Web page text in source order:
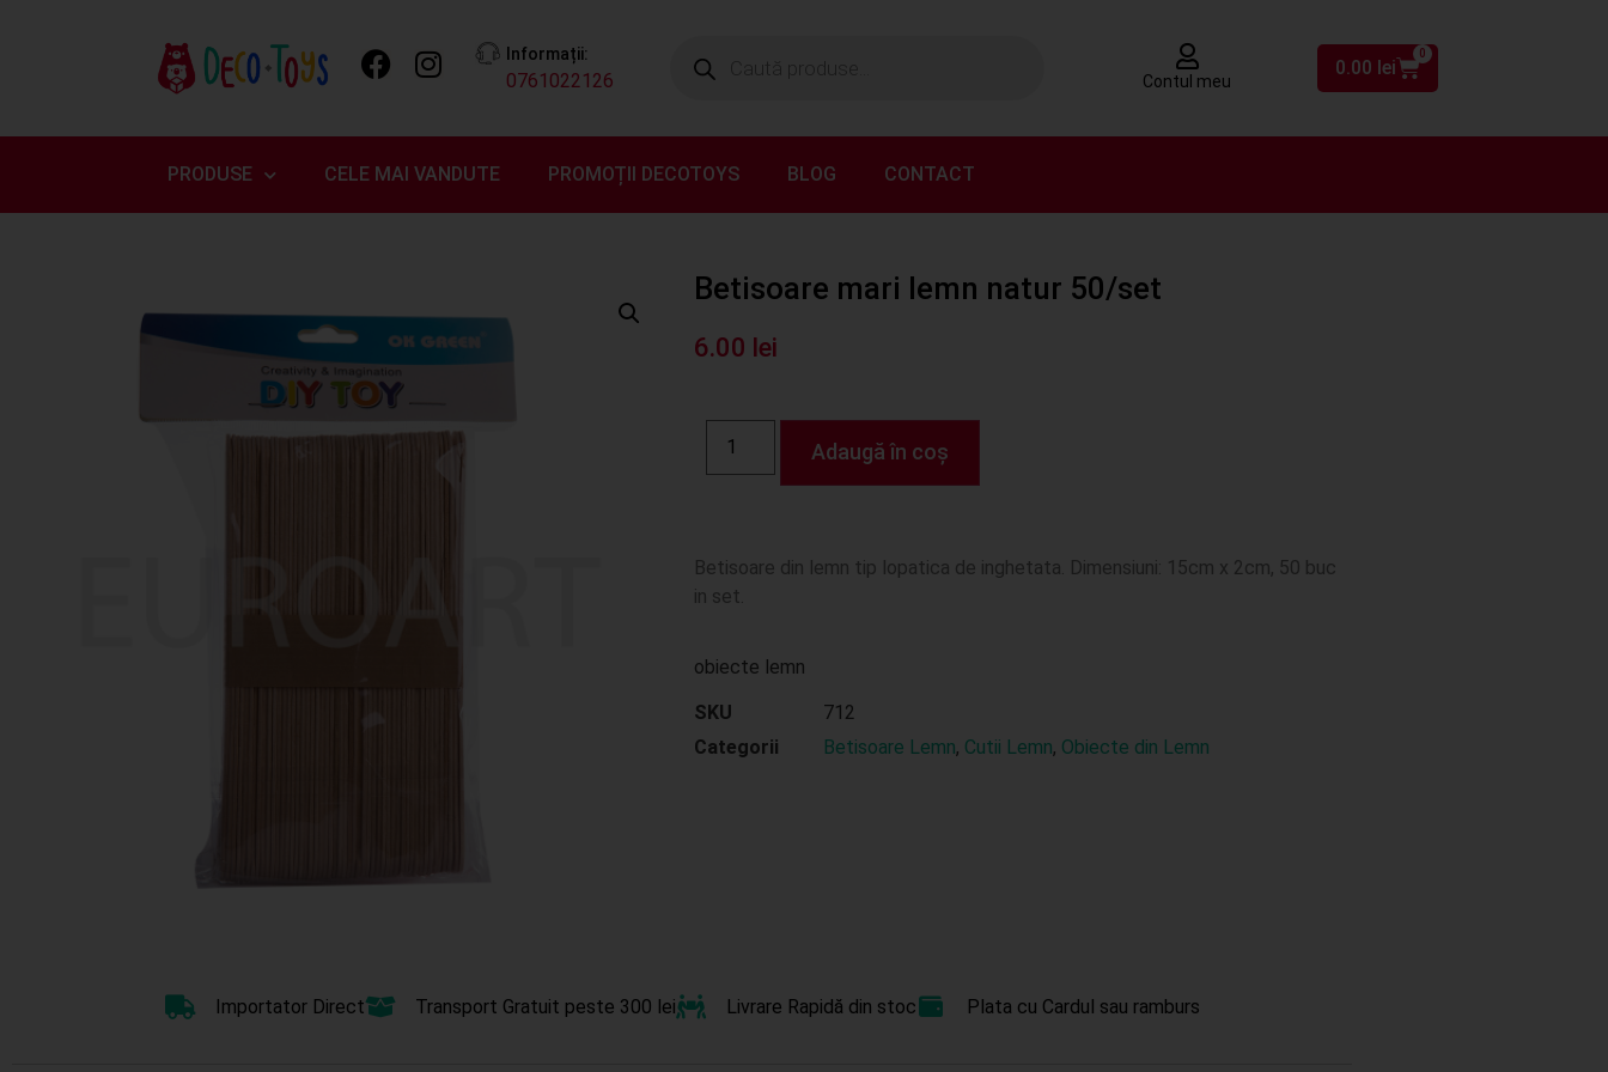
Informații:
0761022126 Contul meu
0.00 lei
0
PRODUSE CELE MAI VANDUTE PROMOȚII DECOTOYS BLOG CONTACT
Betisoare mari lemn natur 50/set
6.00 lei
Adaugă în coș
Betisoare din lemn tip lopatica de inghetata. Dimensiuni: 15cm x 2cm, 50 buc
in set.
obiecte lemn
SKU
712
Categorii
Betisoare Lemn, Cutii Lemn, Obiecte din Lemn
Importator Direct Transport Gratuit peste 300 lei Livrare Rapidă din stoc Plata cu Cardul sau ramburs